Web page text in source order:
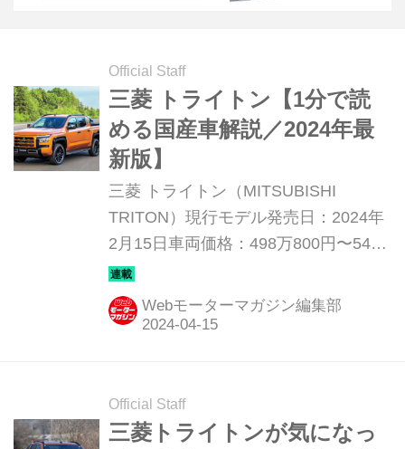
Official Staff
三菱 トライトン【1分で読
める国産車解説／2024年最
新版】
三菱 トライトン（MITSUBISHI
TRITON）現行モデル発売日：2024年
2月15日車両価格：498万800円〜540
万1000円
Webモーターマガジン編集部
Official Staff
三菱トライトンが気になっ